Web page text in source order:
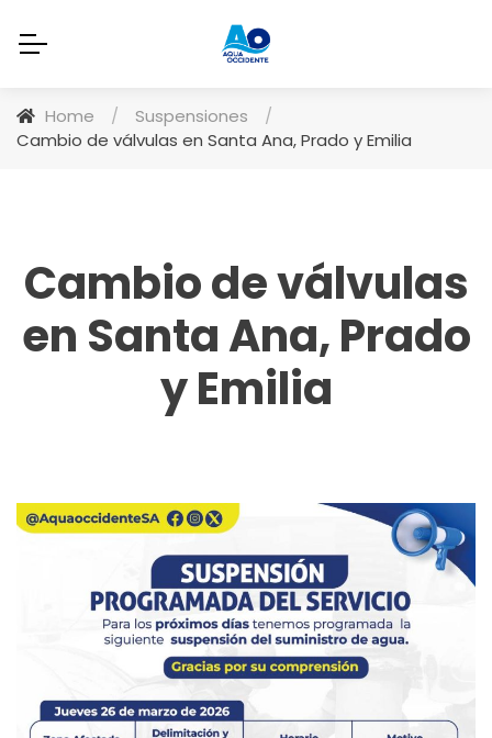
Home / Suspensiones
/
Cambio de válvulas en Santa Ana, Prado y Emilia
Cambio de válvulas
en Santa Ana, Prado
y Emilia